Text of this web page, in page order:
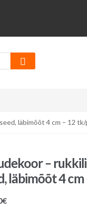
läbimõõt 4 cm – 12 tk/
–
läbimõõt 4
€Praegune